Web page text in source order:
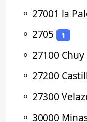
⚬ 27001 la
⚬ 2705 1
⚬ 27100 Chuy
⚬ 27200
⚬ 27300
⚬ 30000